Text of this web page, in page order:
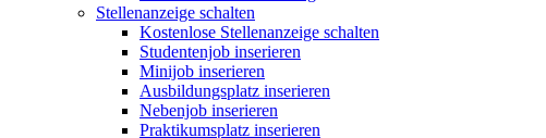
Stellenanzeige schalten
Kostenlose Stellenanzeige schalten
Studentenjob inserieren
Minijob inserieren
Ausbildungsplatz inserieren
Nebenjob inserieren
Praktikumsplatz inserieren